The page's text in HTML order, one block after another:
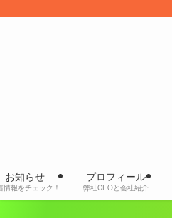
お知らせ
情報をチェック！
プロフィール
弊社CEOと会社紹介